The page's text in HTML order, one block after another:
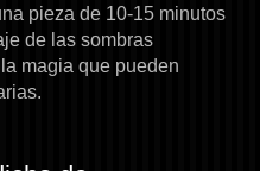
pieza de 10-15 minutos
de las sombras
magia que pueden